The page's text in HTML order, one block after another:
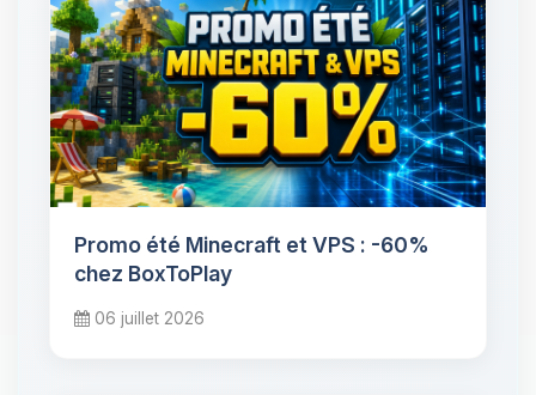
Promo été Minecraft et VPS : -60%
chez BoxToPlay
06 juillet 2026